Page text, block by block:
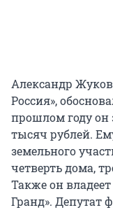
Александр
Россия»,
прошлом году он
тысяч рублей.
земельного
четверть дома,
Также он
Гранд». Депутат